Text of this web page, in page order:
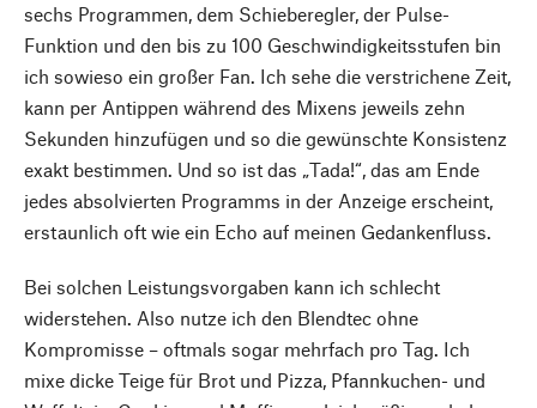
sechs Programmen, dem Schieberegler, der Pulse-
Funktion und den bis zu 100 Geschwindigkeitsstufen bin
ich sowieso ein großer Fan. Ich sehe die verstrichene Zeit,
kann per Antippen während des Mixens jeweils zehn
Sekunden hinzufügen und so die gewünschte Konsistenz
exakt bestimmen. Und so ist das „Tada!“, das am Ende
jedes absolvierten Programms in der Anzeige erscheint,
erstaunlich oft wie ein Echo auf meinen Gedankenfluss.
Bei solchen Leistungsvorgaben kann ich schlecht
widerstehen. Also nutze ich den Blendtec ohne
Kompromisse – oftmals sogar mehrfach pro Tag. Ich
mixe dicke Teige für Brot und Pizza, Pfannkuchen- und